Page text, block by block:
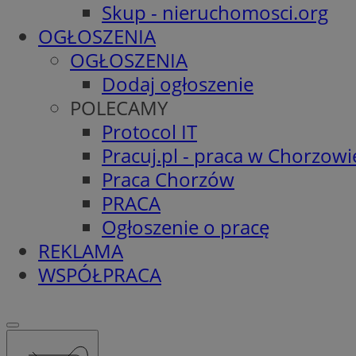
Skup - nieruchomosci.org
OGŁOSZENIA
OGŁOSZENIA
Dodaj ogłoszenie
POLECAMY
Protocol IT
Pracuj.pl - praca w
Praca Chorzów
PRACA
Ogłoszenie o pracę
REKLAMA
WSPÓŁPRACA